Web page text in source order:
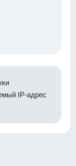
IP-адрес